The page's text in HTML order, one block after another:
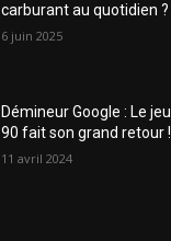
carburant au quotidien ?
6 juin 2025
Démineur Google : Le
90 fait son grand retour !
11 avril 2024